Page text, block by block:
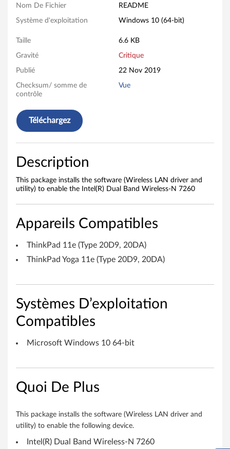
e
L
A
N
D
v
e
W
d
o
w
Nom De Fichier README
Système d'exploitation Windows 10 (64-bit)
Taille 6.6 KB
Gravité Critique
Publié 22 Nov 2019
Checksum/ somme de
contrôle
Vue
Téléchargez
Description
This package installs the software (Wireless LAN driver and
utility) to enable the Intel(R) Dual Band Wireless-N 7260
Appareils Compatibles
ThinkPad 11e (Type 20D9, 20DA)
ThinkPad Yoga 11e (Type 20D9, 20DA)
Systèmes D’exploitation
Compatibles
Microsoft Windows 10 64-bit
Quoi De Plus
This package installs the software (Wireless LAN driver and
utility) to enable the following device.
Intel(R) Dual Band Wireless-N 7260